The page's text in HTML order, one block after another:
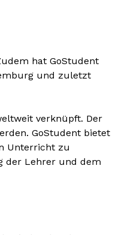
hat GoStudent
und zuletzt
verknüpft. Der
GoStudent bietet
Unterricht zu
der Lehrer und dem